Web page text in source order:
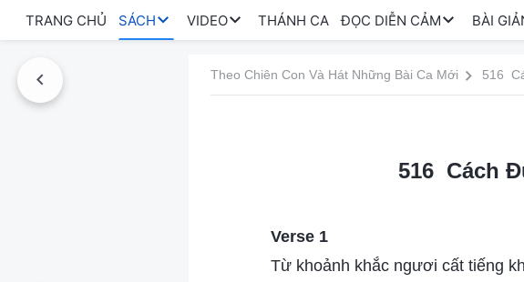
TRANG CHỦ SÁCH VIDEO THÁNH CA ĐỌC DIỄN CẢM BÀI
Theo Chiên Con Và Hát Những Bài Ca Mới 516
516 Cách
Verse 1
Từ khoảnh khắc ngươi cất tiếng